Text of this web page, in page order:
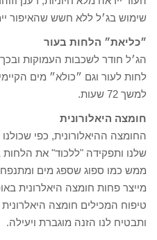
שימוש בג׳ל ללא חשש שהאיפור
״כליאת״ הלחות בעור
הג׳ל חודר לשכבות העמוקות
לחות לעור וגם ״כולא״ מים
למשך 72 שעות.
חומצה היאלורונית
החומצה ההיאלורונית, כפי
שלנו ותפקידה "ללכוד" את הלחות
ממש כמו ספוג שספג מים
מייצר פחות חומצה היאלרונית
טיפוח המכילים חומצה
ותבטיח לנו הזנה מוגברת ויעילה.